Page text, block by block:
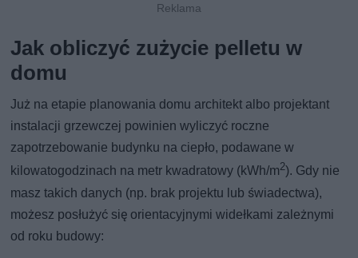
Jak obliczyć zużycie pelletu w
domu
Już na etapie planowania domu architekt albo projektant
instalacji grzewczej powinien wyliczyć roczne
zapotrzebowanie budynku na ciepło, podawane w
kilowatogodzinach na metr kwadratowy (kWh/m2). Gdy nie
masz takich danych (np. brak projektu lub świadectwa),
możesz posłużyć się orientacyjnymi widełkami zależnymi
od roku budowy: